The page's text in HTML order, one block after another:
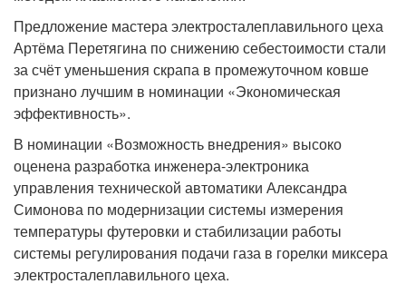
Предложение мастера электросталеплавильного цеха
Артёма Перетягина по снижению себестоимости стали
за счёт уменьшения скрапа в промежуточном ковше
признано лучшим в номинации «Экономическая
эффективность».
В номинации «Возможность внедрения» высоко
оценена разработка инженера-электроника
управления технической автоматики Александра
Симонова по модернизации системы измерения
температуры футеровки и стабилизации работы
системы регулирования подачи газа в горелки миксера
электросталеплавильного цеха.